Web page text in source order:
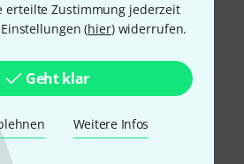
erteilte Zustimmung jederzeit
(hier) widerrufen.
Geht klar
Weitere Infos
und sicher per Nachnahme,
Pay,Klarna Sofort bezahlen ,
Kreditkarte.